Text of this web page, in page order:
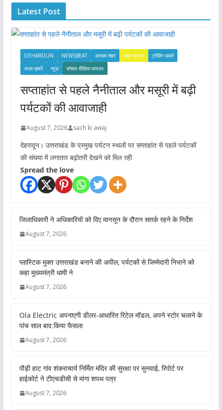
e
s
Latest Post
DEHARDUN NEWSBEAT आपका शहर खबर हटकर
ट्रेंडिंग खबरें
ताज़ा ख़बरें
न्यूज़ सोशल मीडिया वायरल
सप्ताहांत से पहले नैनीताल और मसूरी में बढ़ी
पर्यटकों की आवाजाही
August 7, 2026 sach ki awaj
देहरादून। उत्तराखंड के प्रमुख पर्यटन स्थलों पर सप्ताहांत से पहले पर्यटकों
की संख्या में लगातार बढ़ोतरी देखने को मिल रही
Spread the love
जिलाधिकारी ने अधिकारियों को दिए मानसून के दौरान सतर्क रहने के निर्देश
August 7, 2026
प्लास्टिक मुक्त उत्तराखंड बनाने की अपील, पर्यटकों से जिम्मेदारी निभाने को
कहा मुख्यमंत्री धामी ने
August 7, 2026
Ola Electric अपनाएगी डीलर-आधारित रिटेल मॉडल, अपने स्टोर चलाने के
पांच साल बाद किया फैसला
August 7, 2026
पौड़ी हाट गांव शंकराचार्य निर्मित मंदिर की सुरक्षा पर सुनवाई, रिपोर्ट पर
हाईकोर्ट ने टीएचडीसी से मांगा शपथ पत्र
August 7, 2026